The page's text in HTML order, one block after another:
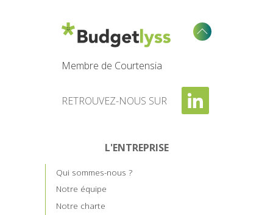
Membre de Courtensia
RETROUVEZ-NOUS SUR
L'ENTREPRISE
Qui sommes-nous ?
Notre équipe
Notre charte